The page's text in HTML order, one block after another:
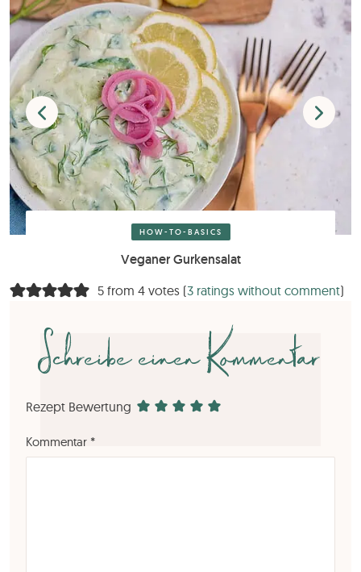
HOW-TO-BASICS
Veganer Gurkensalat
5 from 4 votes (3 ratings without comment)
Schreibe einen Kommentar
Rezept Bewertung
Kommentar *